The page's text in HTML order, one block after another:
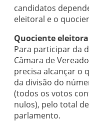
candidatos
eleitoral e o
Quociente
Para participar da
Câmara de
precisa alcançar o
da divisão do
(todos os votos
nulos), pelo total
parlamento.